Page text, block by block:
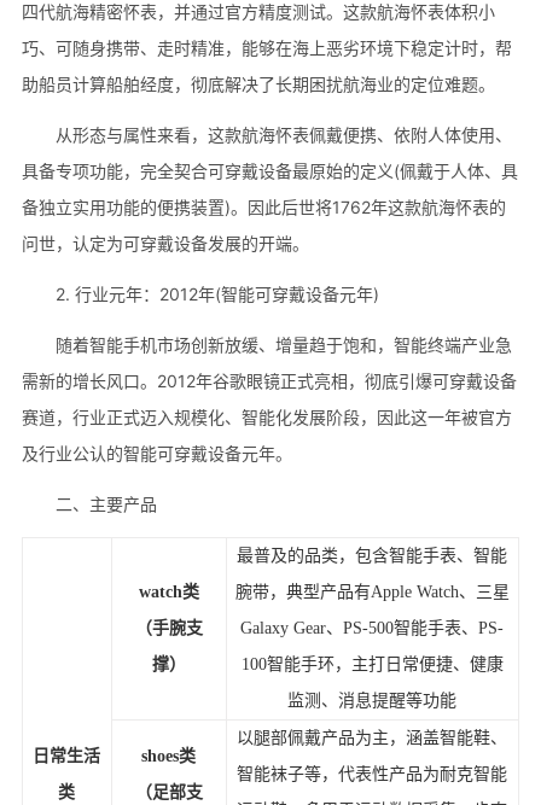
四代航海精密怀表，并通过官方精度测试。这款航海怀表体积小
巧、可随身携带、走时精准，能够在海上恶劣环境下稳定计时，帮
助船员计算船舶经度，彻底解决了长期困扰航海业的定位难题。
从形态与属性来看，这款航海怀表佩戴便携、依附人体使用、
具备专项功能，完全契合可穿戴设备最原始的定义(佩戴于人体、具
备独立实用功能的便携装置)。因此后世将1762年这款航海怀表的
问世，认定为可穿戴设备发展的开端。
2. 行业元年：2012年(智能可穿戴设备元年)
随着智能手机市场创新放缓、增量趋于饱和，智能终端产业急
需新的增长风口。2012年谷歌眼镜正式亮相，彻底引爆可穿戴设备
赛道，行业正式迈入规模化、智能化发展阶段，因此这一年被官方
及行业公认的智能可穿戴设备元年。
二、主要产品
日常生活
类
watch类
（手腕支
撑）
最普及的品类，包含智能手表、智能
腕带，典型产品有Apple Watch、三星
Galaxy Gear、PS-500智能手表、PS-
100智能手环，主打日常便捷、健康
监测、消息提醒等功能
shoes类
（足部支
以腿部佩戴产品为主，涵盖智能鞋、
智能袜子等，代表性产品为耐克智能